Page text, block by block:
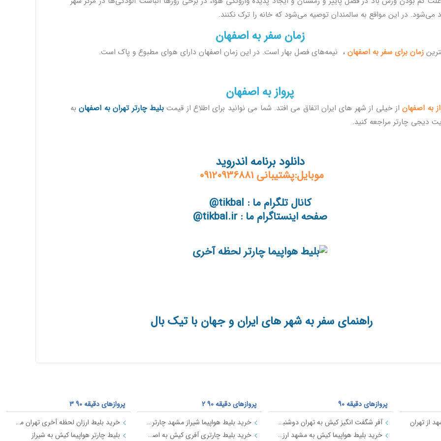
می‌شود. در این مواقع به سالمندان توصیه می‌شود که خانه را ترک نکنند.
زمان سفر به اصفهان
زمان برای سفر به اصفهان ، نیمه‌های فصل بهار است. در این زمان اصفهان دارای هوای مطبوع و پاک است.
پرواز به اصفهان
به اصفهاناز خیلی از شهر های ایران اتفاق می افتد. شما می نوانید برای اطلاع از قیمتبلیط چارتر تهران به اصفهانبه
دیجی چارتر مراجعه کنید.
دانلود برنامه اندروید
موبایل:پشتیبانی 09120936881
کانال تلگرام ما : tikbal@
صفحه اینستاگرام ما : tikbal.ir@
راهنمای سفر به شهر های ایران و جهان با تیک بال
از تهران
پروازهای دقیقه 90
آفر شگفت انگیز کیش به تهران دوشنبه 17 دی 97
خرید بلیط هواپیما کیش به مشهد ارزان قیمت
پروازهای دقیقه 90 2
خرید بلیط هواپیما شیراز مشهد چارتری ارزان
خرید بلیط چارتری آفری کیش به اصفهان 22 اذر 97
پروازهای دقیقه 90 3
خرید بلیط ارزان لحظه آخری تهران مشهد
بلیط چارتر هواپیما کیش به شیراز